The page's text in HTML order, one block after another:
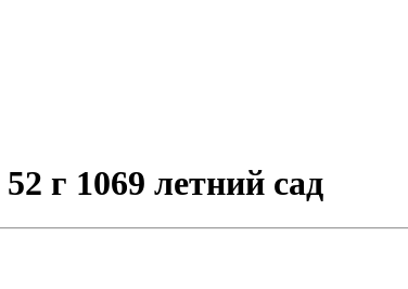
г 1069 летний сад